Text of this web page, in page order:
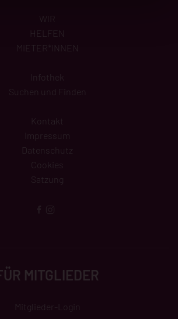
WIR
HELFEN
MIETER*INNEN
Infothek
Suchen und Finden
Kontakt
Impressum
Datenschutz
Cookies
Satzung
MITGLIEDER
Mitglieder-Login